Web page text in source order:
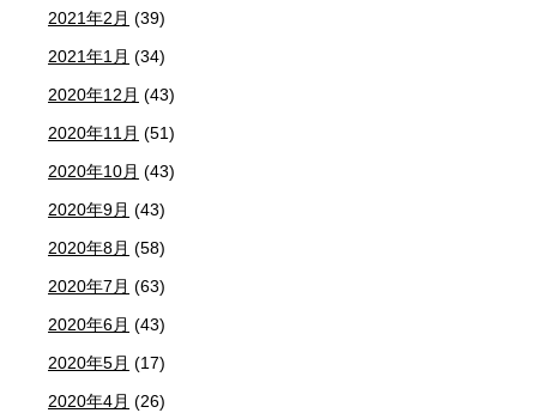
2021年2月 (39)
2021年1月 (34)
2020年12月 (43)
2020年11月 (51)
2020年10月 (43)
2020年9月 (43)
2020年8月 (58)
2020年7月 (63)
2020年6月 (43)
2020年5月 (17)
2020年4月 (26)